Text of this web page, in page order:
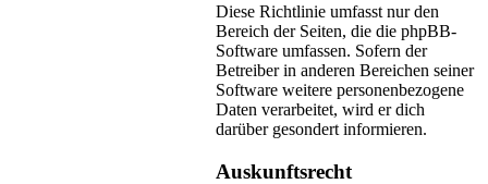
Diese Richtlinie umfasst nur den
Bereich der Seiten, die die phpBB-
Software umfassen. Sofern der
Betreiber in anderen Bereichen seiner
Software weitere personenbezogene
Daten verarbeitet, wird er dich
darüber gesondert informieren.
Auskunftsrecht